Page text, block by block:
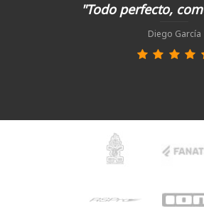
"Todo perfecto,
Diego García